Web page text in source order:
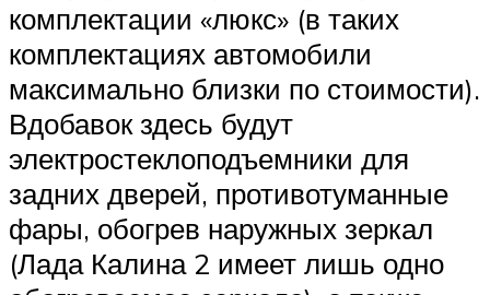
комплектации «люкс» (в таких
комплектациях автомобили
максимально близки по стоимости).
Вдобавок здесь будут
электростеклоподъемники для
задних дверей, противотуманные
фары, обогрев наружных зеркал
(Лада Калина 2 имеет лишь одно